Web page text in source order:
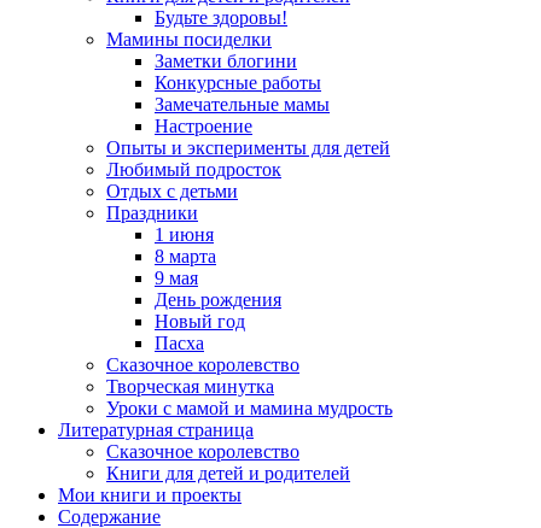
Будьте здоровы!
Мамины посиделки
Заметки блогини
Конкурсные работы
Замечательные мамы
Настроение
Опыты и эксперименты для детей
Любимый подросток
Отдых с детьми
Праздники
1 июня
8 марта
9 мая
День рождения
Новый год
Пасха
Сказочное королевство
Творческая минутка
Уроки с мамой и мамина мудрость
Литературная страница
Сказочное королевство
Книги для детей и родителей
Мои книги и проекты
Содержание